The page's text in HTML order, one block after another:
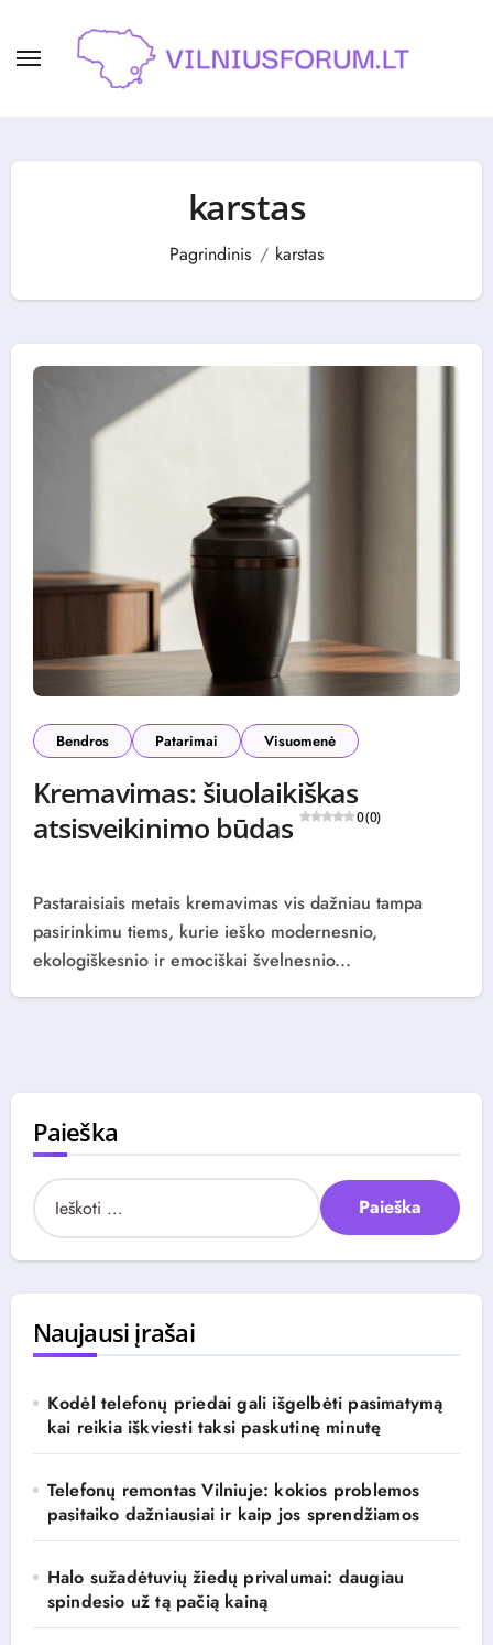
content
karstas
Pagrindinis karstas
Bendros Patarimai Visuomenė
Kremavimas: šiuolaikiškas
atsisveikinimo būdas
0 (0)
Pastaraisiais metais kremavimas vis dažniau tampa
pasirinkimu tiems, kurie ieško modernesnio,
ekologiškesnio ir emociškai švelnesnio...
Paieška
e
k
:
Naujausi įrašai
Kodėl telefonų priedai gali išgelbėti pasimatymą
kai reikia iškviesti taksi paskutinę minutę
Telefonų remontas Vilniuje: kokios problemos
pasitaiko dažniausiai ir kaip jos sprendžiamos
Halo sužadėtuvių žiedų privalumai: daugiau
spindesio už tą pačią kainą